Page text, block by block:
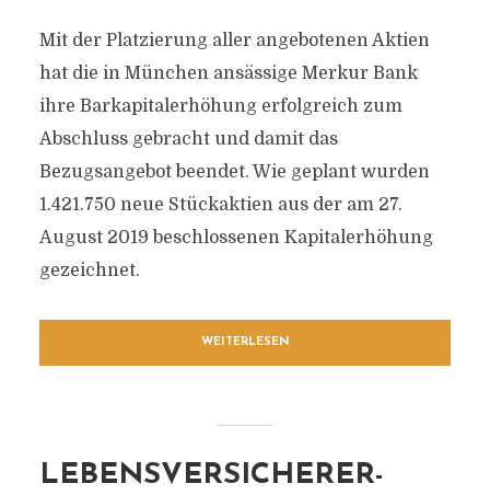
Mit der Platzierung aller angebotenen Aktien
hat die in München ansässige Merkur Bank
ihre Barkapitalerhöhung erfolgreich zum
Abschluss gebracht und damit das
Bezugsangebot beendet. Wie geplant wurden
1.421.750 neue Stückaktien aus der am 27.
August 2019 beschlossenen Kapitalerhöhung
gezeichnet.
WEITERLESEN
LEBENSVERSICHERER-